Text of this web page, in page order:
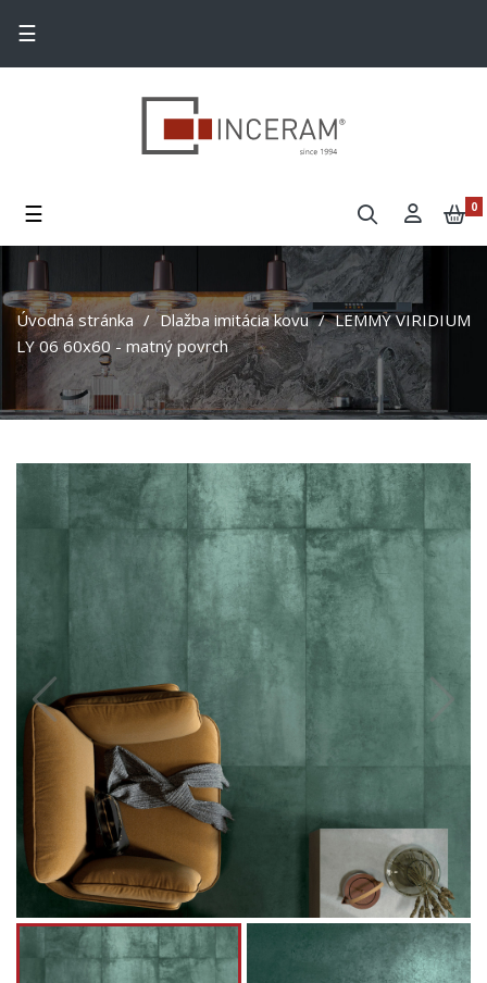
Toggle navigation
☰
Toggle navigation
☰ 0
Úvodná stránka Dlažba imitácia kovu
LEMMY VIRIDIUM
LY 06 60x60 - matný povrch